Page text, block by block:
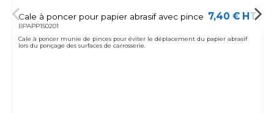
Cale à poncer pour papier abrasif avec pince
BPAPP150201
7,40 € HT
Cale à poncer munie de pinces pour éviter le déplacement du papier abrasif
lors du ponçage des surfaces de carrosserie.